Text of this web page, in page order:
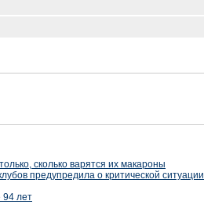
сколько варятся их макароны
предупредила о критической ситуации
94 лет